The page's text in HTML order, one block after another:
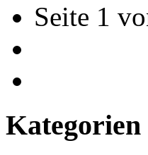
Seite 1
Kategorien